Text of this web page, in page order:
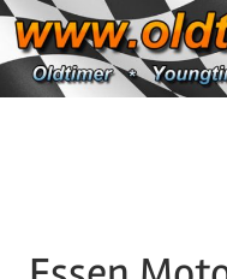
Zum
Inhalt
springen
https://
Motorsport